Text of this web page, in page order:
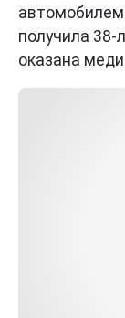
получила 38-
оказана